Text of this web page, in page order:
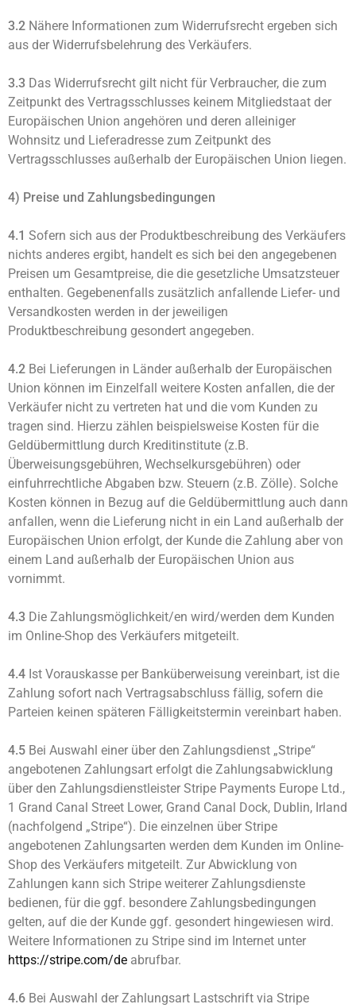
3.2 Nähere Informationen zum Widerrufsrecht ergeben sich
aus der Widerrufsbelehrung des Verkäufers.
3.3 Das Widerrufsrecht gilt nicht für Verbraucher, die zum
Zeitpunkt des Vertragsschlusses keinem Mitgliedstaat der
Europäischen Union angehören und deren alleiniger
Wohnsitz und Lieferadresse zum Zeitpunkt des
Vertragsschlusses außerhalb der Europäischen Union liegen.
4) Preise und Zahlungsbedingungen
4.1 Sofern sich aus der Produktbeschreibung des Verkäufers
nichts anderes ergibt, handelt es sich bei den angegebenen
Preisen um Gesamtpreise, die die gesetzliche Umsatzsteuer
enthalten. Gegebenenfalls zusätzlich anfallende Liefer- und
Versandkosten werden in der jeweiligen
Produktbeschreibung gesondert angegeben.
4.2 Bei Lieferungen in Länder außerhalb der Europäischen
Union können im Einzelfall weitere Kosten anfallen, die der
Verkäufer nicht zu vertreten hat und die vom Kunden zu
tragen sind. Hierzu zählen beispielsweise Kosten für die
Geldübermittlung durch Kreditinstitute (z.B.
Überweisungsgebühren, Wechselkursgebühren) oder
einfuhrrechtliche Abgaben bzw. Steuern (z.B. Zölle). Solche
Kosten können in Bezug auf die Geldübermittlung auch dann
anfallen, wenn die Lieferung nicht in ein Land außerhalb der
Europäischen Union erfolgt, der Kunde die Zahlung aber von
einem Land außerhalb der Europäischen Union aus
vornimmt.
4.3 Die Zahlungsmöglichkeit/en wird/werden dem Kunden
im Online-Shop des Verkäufers mitgeteilt.
4.4 Ist Vorauskasse per Banküberweisung vereinbart, ist die
Zahlung sofort nach Vertragsabschluss fällig, sofern die
Parteien keinen späteren Fälligkeitstermin vereinbart haben.
4.5 Bei Auswahl einer über den Zahlungsdienst „Stripe“
angebotenen Zahlungsart erfolgt die Zahlungsabwicklung
über den Zahlungsdienstleister Stripe Payments Europe Ltd.,
1 Grand Canal Street Lower, Grand Canal Dock, Dublin, Irland
(nachfolgend „Stripe“). Die einzelnen über Stripe
angebotenen Zahlungsarten werden dem Kunden im Online-
Shop des Verkäufers mitgeteilt. Zur Abwicklung von
Zahlungen kann sich Stripe weiterer Zahlungsdienste
bedienen, für die ggf. besondere Zahlungsbedingungen
gelten, auf die der Kunde ggf. gesondert hingewiesen wird.
Weitere Informationen zu Stripe sind im Internet unter
https://stripe.com/de abrufbar.
4.6 Bei Auswahl der Zahlungsart Lastschrift via Stripe